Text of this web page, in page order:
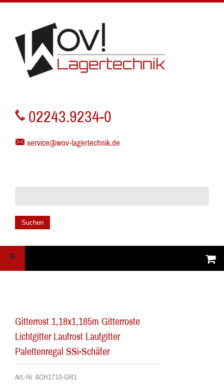
02243.9234-0
service@wov-lagertechnik.de
Suchen
Gitterrost 1,18x1,185m Gitterroste
Lichtgitter Laufrost Laufgitter
Palettenregal SSi-Schäfer
Art.-Nr. ACH1710-GR1